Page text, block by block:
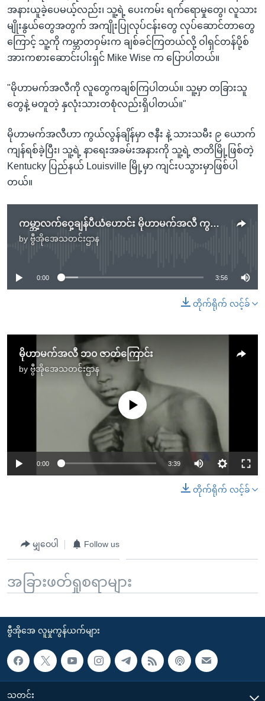
အနားယူခဲ့ပေမယ့်လည်း၊ သူ့ရဲ့ ပေးကမ်း ရက်ရောမှုတွေ၊ လူသား
မျိုးနွယ်တွေအတွက် အကျိုးပြုလုပ်ငန်းတွေ လုပ်ဆောင်တာတွေ
ကြောင့် သူ့ကို ကမ္ဘာတဝှမ်းက ချစ်ခင်ကြတယ်လို့ ဝါရှင်တန်ပို့စ်
အားကစားဆောင်းပါးရှင် Mike Wise က ပြောပါတယ်။
"မိုဟာမက်အလီကို လူတွေကချစ်ကြပါတယ်။ သူ့မှာ တခြားသူ
တွေနဲ့ မတူတဲ့ နှလုံးသားတစုံလည်းရှိပါတယ်။"
မိုဟာမက်အလီဟာ ကွယ်လွန်ချိန်မှာ ဇနီး နဲ့ သားသမီး ၉ ယောက်
ကျန်ရစ်ခဲ့ပြီး၊ သူ့ရဲ့ နာရေးအခမ်းအနားကို သူ့ရဲ့ ဇာတိမြို့ဖြစ်တဲ့
Kentucky ပြည်နယ် Louisville မြို့မှာ ကျင်းပသွားမှာဖြစ်ပါ
တယ်။
ကမ္ဘာ့လက်ဝှေ့ချန်ပီယံဟောင်း မိုဟာမက်အလီ ကွယ်လွန်
by ဗွီအိုအေသတင်းဌာန
No media source currently available
0:00 3:56
တိုက်ရိုက် လင့်ခ်
မိုဟာမက်အလီ ဘ၀ ဇာတ်ကြောင်း
by ဗွီအိုအေသတင်းဌာန
No media source currently available
0:00 3:39
တိုက်ရိုက် လင့်ခ်
မျှဝေပါ Follow us
အခြားဖတ်ရှုစရာများ
ဗွီအိုအေ လူမှုကွန်ယက်များ
သတင်း